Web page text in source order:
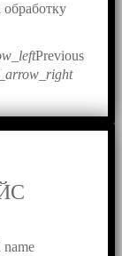
Previous